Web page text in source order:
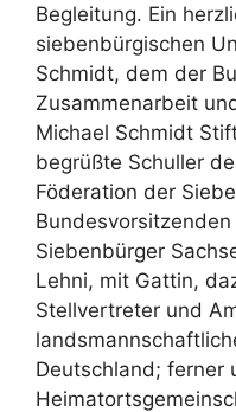
Begleitung. Ein
siebenbürgischen
Schmidt, dem der
Zusammenarbeit
Michael Schmidt
begrüßte Schuller
Föderation der
Siebenbürger
Lehni, mit Gattin,
Stellvertreter und
Deutschland; ferner